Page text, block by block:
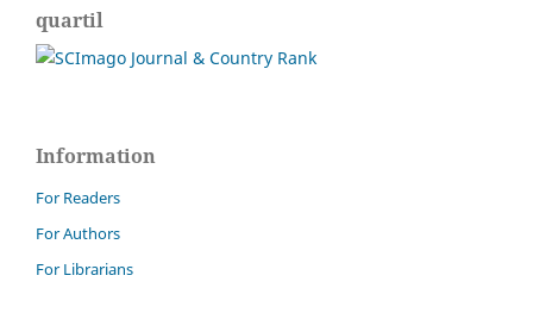
quartil
Information
For Readers
For Authors
For Librarians